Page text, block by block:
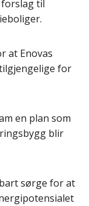
til
at Enovas
for
en plan som
blir
sørge for at